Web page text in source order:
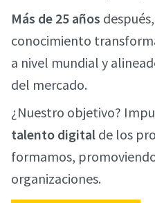
Más de 25 años
conocimiento
a nivel mundial y
del mercado.
¿Nuestro objetivo?
talento digital de los
formamos,
organizaciones.